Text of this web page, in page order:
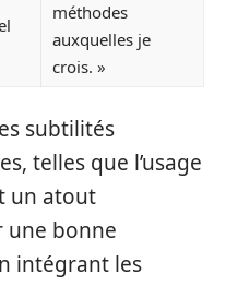
méthodes
auxquelles je
crois. »
subtilités
telles que l’usage
un atout
bonne
intégrant les